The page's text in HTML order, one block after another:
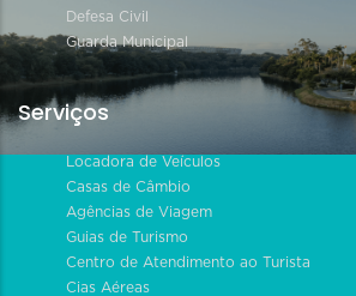
Defesa Civil
Guarda Municipal
Serviços
Locadora de Veículos
Casas de Câmbio
Agências de Viagem
Guias de Turismo
Centro de Atendimento ao Turista
Cias Aéreas